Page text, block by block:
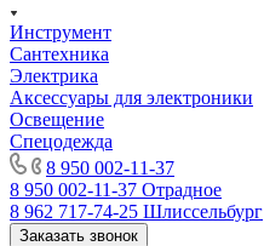
Инструмент
Сантехника
Электрика
Аксессуары для электроники
Освещение
Спецодежда
8 950 002-11-37
8 950 002-11-37 Отрадное
8 962 717-74-25 Шлиссельбург
Заказать звонок